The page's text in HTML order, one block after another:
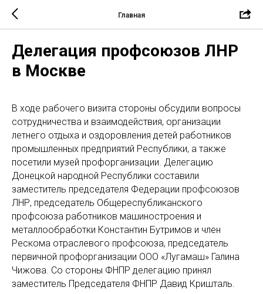
Главная
Делегация профсоюзов ЛНР
в Москве
В ходе рабочего визита стороны обсудили вопросы
сотрудничества и взаимодействия, организации
летнего отдыха и оздоровления детей работников
промышленных предприятий Республики, а также
посетили музей профорганизации. Делегацию
Донецкой народной Республики составили
заместитель председателя Федерации профсоюзов
ЛНР, председатель Общереспубликанского
профсоюза работников машиностроения и
металлообработки Константин Бутримов и член
Рескома отраслевого профсоюза, председатель
первичной профорганизации ООО «Лугамаш» Галина
Чижова. Со стороны ФНПР делегацию принял
заместитель Председателя ФНПР Давид Кришталь.